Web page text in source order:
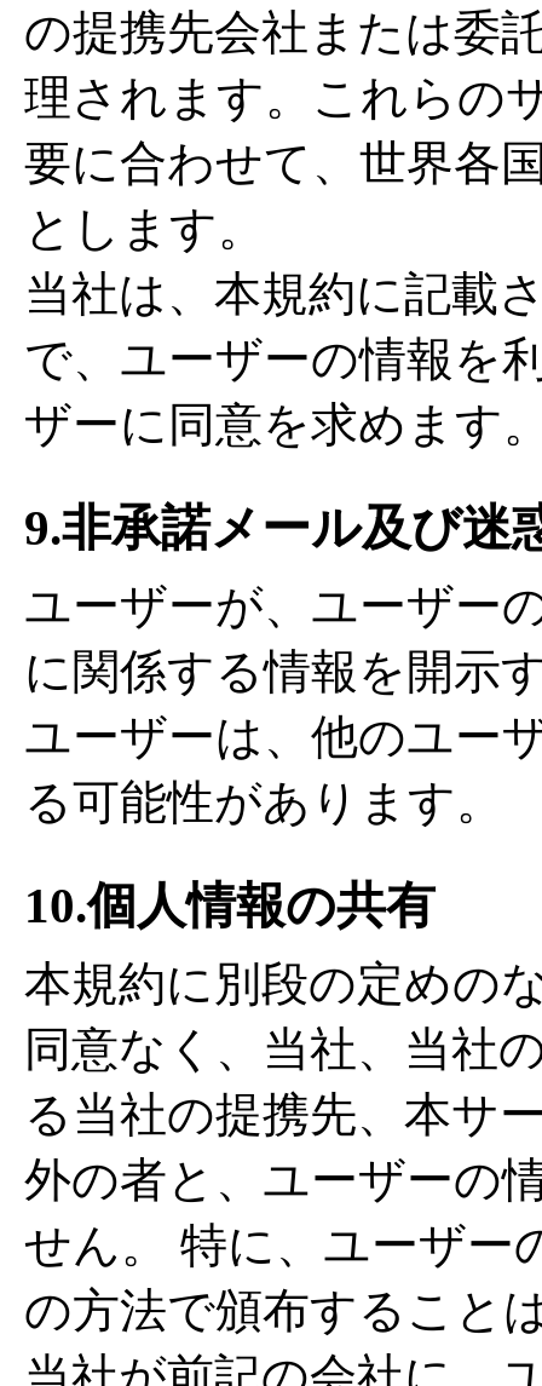
の提携先会社または委
理されます。これらの
要に合わせて、世界各
とします。
当社は、本規約に記載
で、ユーザーの情報を
ザーに同意を求めます
9.非承諾メール及び迷
ユーザーが、ユーザー
に関係する情報を開示
ユーザーは、他のユー
る可能性があります。
10.個人情報の共有
本規約に別段の定めの
同意なく、当社、当社
る当社の提携先、本サ
外の者と、ユーザーの
せん。 特に、ユーザー
の方法で頒布すること